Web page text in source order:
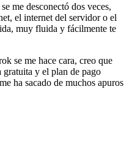
me desconectó dos veces,
el internet del servidor o el
muy fluida y fácilmente te
se me hace cara, creo que
gratuita y el plan de pago
ha sacado de muchos apuros